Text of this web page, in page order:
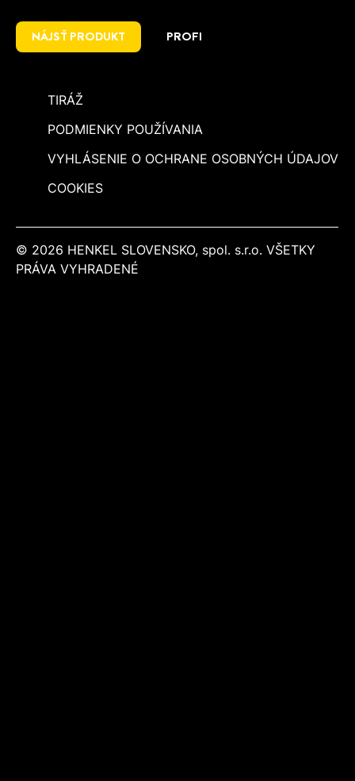
NÁJSŤ PRODUKT PROFI
TIRÁŽ
PODMIENKY POUŽÍVANIA
VYHLÁSENIE O OCHRANE OSOBNÝCH ÚDAJOV
COOKIES
© 2026 HENKEL SLOVENSKO, spol. s.r.o. VŠETKY
PRÁVA VYHRADENÉ